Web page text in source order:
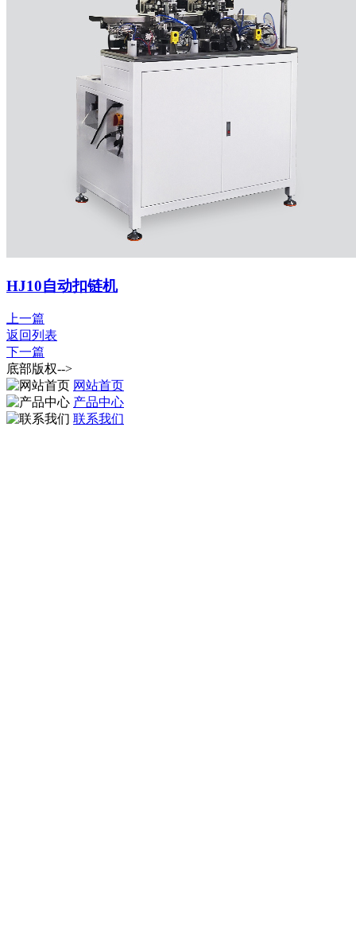
HJ10自动扣链机
上一篇
返回列表
下一篇
底部版权-->
网站首页
产品中心
联系我们